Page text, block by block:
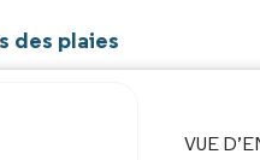
des plaies
VUE